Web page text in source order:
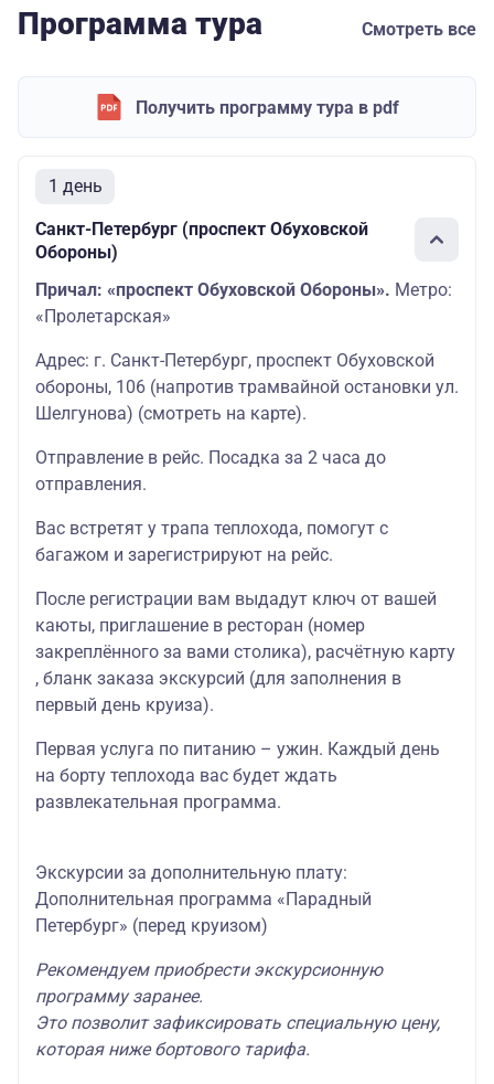
Программа тура Смотреть все
Получить программу тура в pdf
1 день
Санкт-Петербург (проспект Обуховской
Обороны)
Причал: «проспект Обуховской Обороны». Метро:
«Пролетарская»
Адрес: г. Санкт-Петербург, проспект Обуховской
обороны, 106 (напротив трамвайной остановки ул.
Шелгунова) (смотреть на карте).
Отправление в рейс. Посадка за 2 часа до
отправления.
Вас встретят у трапа теплохода, помогут с
багажом и зарегистрируют на рейс.
После регистрации вам выдадут ключ от вашей
каюты, приглашение в ресторан (номер
закреплённого за вами столика), расчётную карту
, бланк заказа экскурсий (для заполнения в
первый день круиза).
Первая услуга по питанию – ужин. Каждый день
на борту теплохода вас будет ждать
развлекательная программа.
Экскурсии за дополнительную плату:
Дополнительная программа «Парадный
Петербург» (перед круизом)
Рекомендуем приобрести экскурсионную
программу заранее.
Это позволит зафиксировать специальную цену,
которая ниже бортового тарифа.